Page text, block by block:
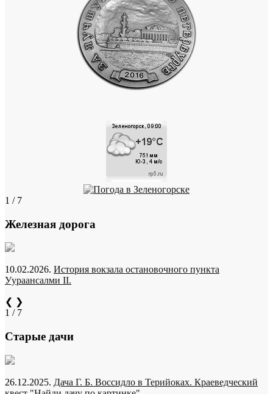
1 / 7
Железная дорога
10.02.2026. История вокзала остановочного пункта
Уураансалми II.
❮ ❯
1 / 7
Старые дачи
26.12.2025. Дача Г. Б. Воссидло в Терийоках. Краеведческий